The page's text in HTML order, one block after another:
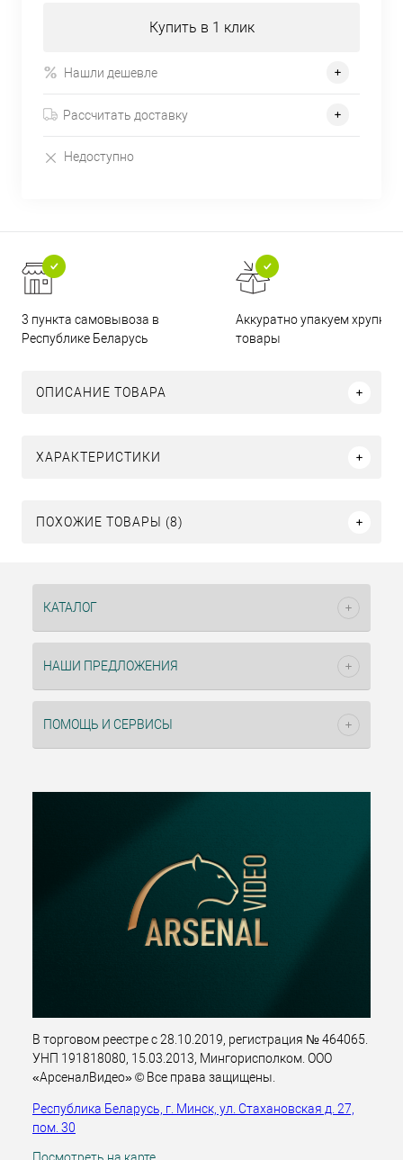
Купить в 1 клик
Нашли дешевле
Рассчитать доставку
Недоступно
3 пункта самовывоза в
Республике Беларусь
Аккуратно упакуем хрупкие
товары
ОПИСАНИЕ ТОВАРА
ХАРАКТЕРИСТИКИ
ПОХОЖИЕ ТОВАРЫ (8)
КАТАЛОГ
НАШИ ПРЕДЛОЖЕНИЯ
ПОМОЩЬ И СЕРВИСЫ
В торговом реестре с 28.10.2019, регистрация № 464065.
УНП 191818080, 15.03.2013, Мингорисполком. ООО
«АрсеналВидео» © Все права защищены.
Республика Беларусь, г. Минск, ул. Стахановская д. 27,
пом. 30
Посмотреть на карте